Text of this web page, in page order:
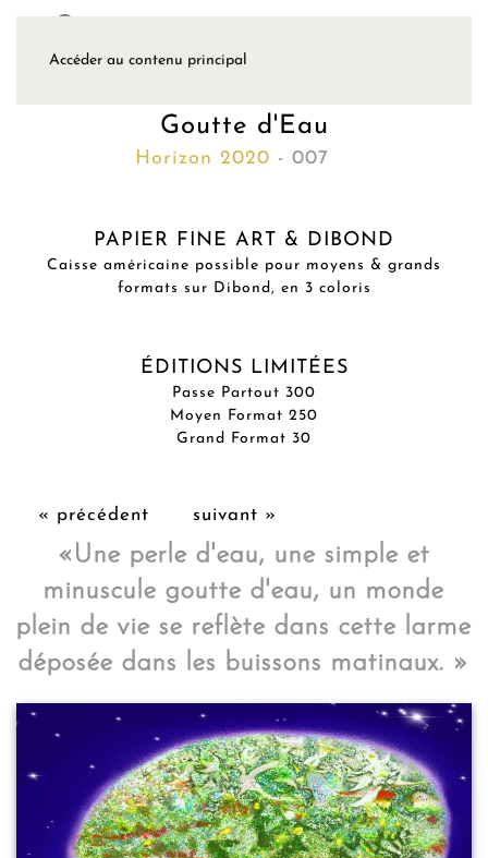
Accéder au contenu principal
Goutte d'Eau
Horizon 2020 - 007
PAPIER FINE ART & DIBOND
Caisse américaine possible pour moyens & grands
formats sur Dibond, en 3 coloris
ÉDITIONS LIMITÉES
Passe Partout 300
Moyen Format 250
Grand Format 30
« précédent suivant »
«Une perle d'eau, une simple et
minuscule goutte d'eau, un monde
plein de vie se reflète dans cette larme
déposée dans les buissons matinaux. »